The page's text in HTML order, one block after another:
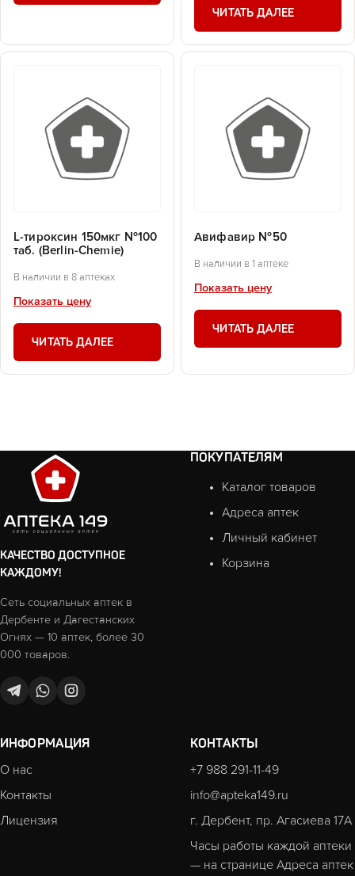
ЧИТАТЬ ДАЛЕЕ
L-тироксин 150мкг №100
таб. (Berlin-Chemie)
В наличии в 8 аптеках
Показать цену
ЧИТАТЬ ДАЛЕЕ
Авифавир №50
В наличии в 1 аптеке
Показать цену
ЧИТАТЬ ДАЛЕЕ
КАЧЕСТВО ДОСТУПНОЕ
КАЖДОМУ!
Сеть социальных аптек в
Дербенте и Дагестанских
Огнях — 10 аптек, более 30
000 товаров.
ПОКУПАТЕЛЯМ
Каталог товаров
Адреса аптек
Личный кабинет
Корзина
ИНФОРМАЦИЯ
О нас
Контакты
Лицензия
КОНТАКТЫ
+7 988 291-11-49
info@apteka149.ru
г. Дербент, пр. Агасиева 17А
Часы работы каждой аптеки
— на странице Адреса аптек